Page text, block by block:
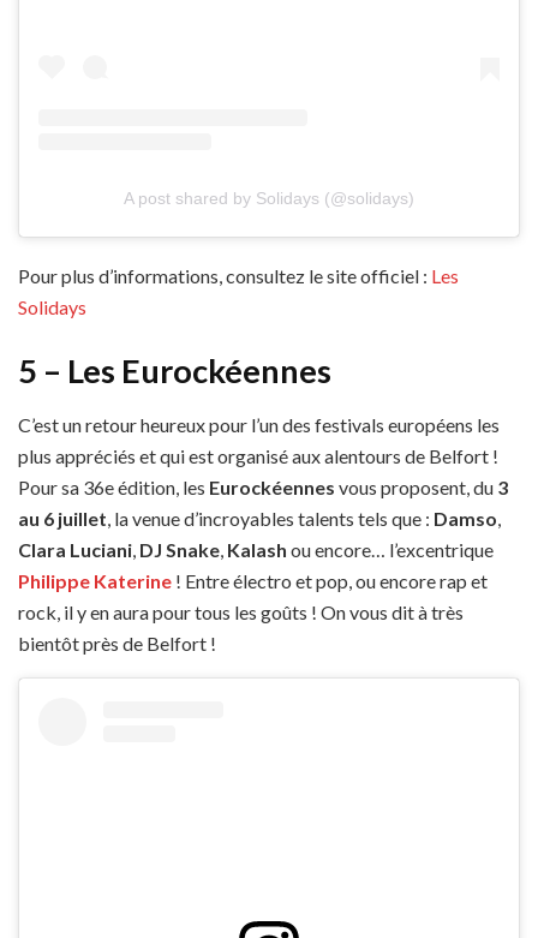
A post shared by Solidays (@solidays)
Pour plus d’informations, consultez le site officiel : Les
Solidays
5 – Les Eurockéennes
C’est un retour heureux pour l’un des festivals européens les
plus appréciés et qui est organisé aux alentours de Belfort !
Pour sa 36e édition, les Eurockéennes vous proposent, du 3
au 6 juillet, la venue d’incroyables talents tels que : Damso,
Clara Luciani, DJ Snake, Kalash ou encore… l’excentrique
Philippe Katerine ! Entre électro et pop, ou encore rap et
rock, il y en aura pour tous les goûts ! On vous dit à très
bientôt près de Belfort !